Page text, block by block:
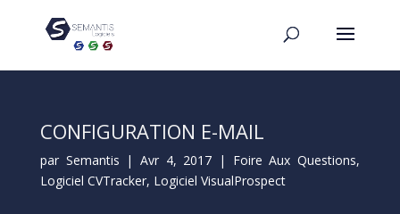
CONFIGURATION E-MAIL
par Semantis | Avr 4, 2017 | Foire Aux Questions,
Logiciel CVTracker, Logiciel VisualProspect